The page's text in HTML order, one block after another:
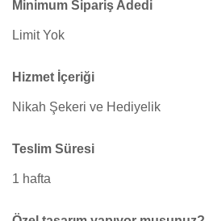
Minimum Sipariş Adedi
Limit Yok
Hizmet İçeriği
Nikah Şekeri ve Hediyelik
Teslim Süresi
1 hafta